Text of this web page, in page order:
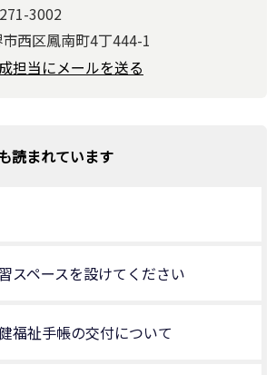
3002
西区鳳南町4丁444-1
担当にメールを送る
読まれています
スペースを設けてください
福祉手帳の交付について